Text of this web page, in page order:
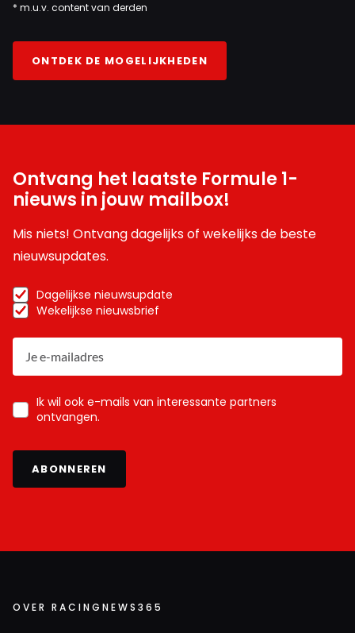
* m.u.v. content van derden
ONTDEK DE MOGELIJKHEDEN
Ontvang het laatste Formule 1-
nieuws in jouw mailbox!
Mis niets! Ontvang dagelijks of wekelijks de beste
nieuwsupdates.
Dagelijkse nieuwsupdate
Wekelijkse nieuwsbrief
Ik wil ook e-mails van interessante partners
ontvangen.
ABONNEREN
OVER RACINGNEWS365